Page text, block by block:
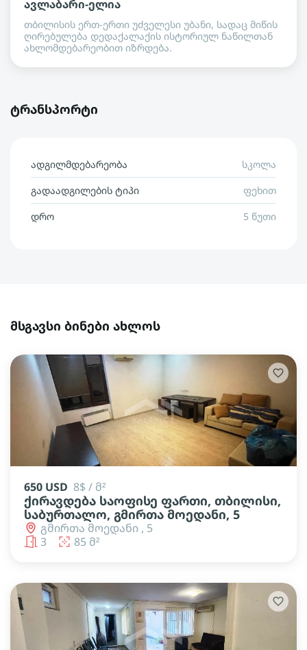
ავლაბარი-ელია
თბილისის ერთ-ერთი უძველესი უბანი, სადაც მიწის
ღირებულება დედაქალაქის ისტორიულ ნაწილთან
ახლომდებარეობით იზრდება.
ტრანსპორტი
ადგილმდებარეობა
სკოლა
გადაადგილების ტიპი
ფეხით
დრო
5 წუთი
მსგავსი ბინები ახლოს
650 USD 8$ / მ²
ქირავდება საოფისე ფართი, თბილისი,
საბურთალო, გმირთა მოედანი, 5
გმირთა მოედანი , 5
3
85 მ²